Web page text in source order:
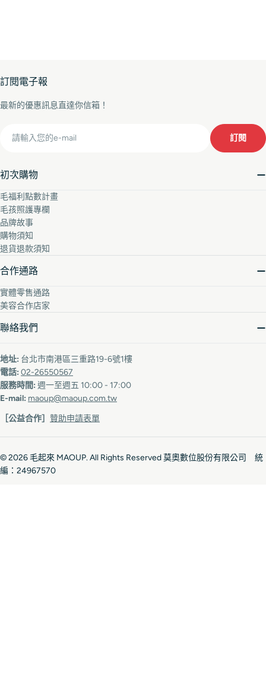
初次購物
毛福利點數計畫
毛孩照護專欄
品牌故事
購物須知
退貨退款須知
合作通路
實體零售通路
美容合作店家
聯絡我們
地址: 台北市南港區三重路19-6號1樓
電話: 02-26550567
服務時間: 週一至週五 10:00 - 17:00
E-mail: maoup@maoup.com.tw
［公益合作］ 贊助申請表單
訂閱電子報
最新的優惠訊息直達你信箱！
訂閱
© 2026 毛起來 MAOUP. All Rights Reserved 莫奧數位股份有限公司 統
編：24967570